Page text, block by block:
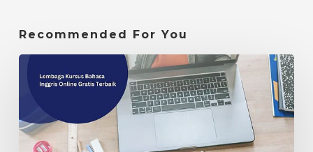
Recommended For You
Lembaga
Kursus
Bahasa
Inggris
Online